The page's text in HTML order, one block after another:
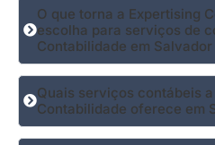
O que torna a Expertising
escolha para serviços de
Contabilidade em Salvador
Quais serviços contábeis
Contabilidade oferece em